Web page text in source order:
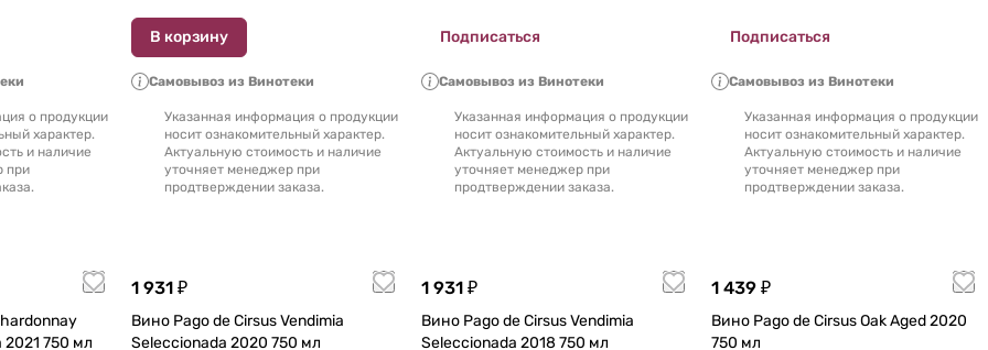
о продукции
характер.
и наличие
при
В корзину
Самовывоз из Винотеки
Указанная информация о продукции
носит ознакомительный характер.
Актуальную стоимость и наличие
уточняет менеджер при
продтверждении заказа.
Подписаться
Самовывоз из Винотеки
Указанная информация о продукции
носит ознакомительный характер.
Актуальную стоимость и наличие
уточняет менеджер при
продтверждении заказа.
Подписаться
Самовывоз из Винотеки
Указанная информация о продукции
носит ознакомительный характер.
Актуальную стоимость и наличие
уточняет менеджер при
продтверждении заказа.
Fermentado en Barrica 2021 750 мл
1 931 ₽
Вино Pago de Cirsus Vendimia
Seleccionada 2020 750 мл
1 931 ₽
Вино Pago de Cirsus Vendimia
Seleccionada 2018 750 мл
1 439 ₽
Вино Pago de Cirsus Oak Aged 2020
750 мл